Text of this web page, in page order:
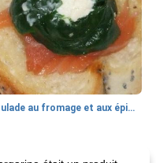
roulade au fromage et aux épinards